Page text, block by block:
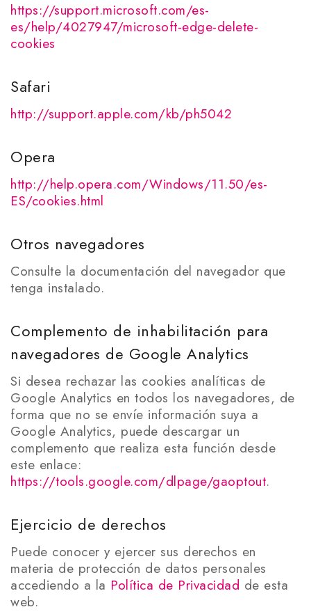
https://support.microsoft.com/es-
es/help/4027947/microsoft-edge-delete-
cookies
Safari
http://support.apple.com/kb/ph5042
Opera
http://help.opera.com/Windows/11.50/es-
ES/cookies.html
Otros navegadores
Consulte la documentación del navegador que
tenga instalado.
Complemento de inhabilitación para
navegadores de Google Analytics
Si desea rechazar las cookies analíticas de
Google Analytics en todos los navegadores, de
forma que no se envíe información suya a
Google Analytics, puede descargar un
complemento que realiza esta función desde
este enlace:
https://tools.google.com/dlpage/gaoptout.
Ejercicio de derechos
Puede conocer y ejercer sus derechos en
materia de protección de datos personales
accediendo a la Política de Privacidad de esta
web.